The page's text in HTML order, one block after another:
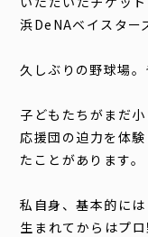
浜DeNAベイスター
久しぶりの野球場
子どもたちがまだ
応援団の迫力を体
たことがあります。
私自身、基本的に
生まれてからはプ